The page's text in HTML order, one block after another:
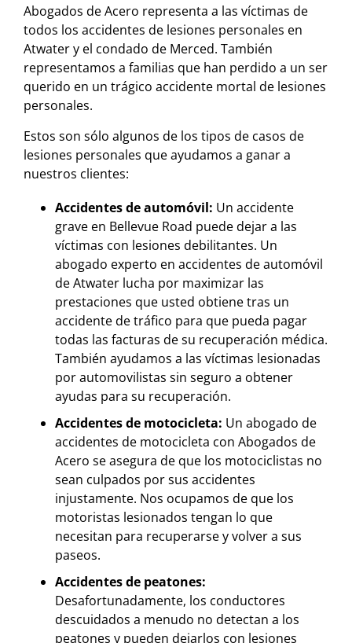
Abogados de Acero representa a las víctimas de
todos los accidentes de lesiones personales en
Atwater y el condado de Merced. También
representamos a familias que han perdido a un ser
querido en un trágico accidente mortal de lesiones
personales.
Estos son sólo algunos de los tipos de casos de
lesiones personales que ayudamos a ganar a
nuestros clientes:
Accidentes de automóvil: Un accidente
grave en Bellevue Road puede dejar a las
víctimas con lesiones debilitantes. Un
abogado experto en accidentes de automóvil
de Atwater lucha por maximizar las
prestaciones que usted obtiene tras un
accidente de tráfico para que pueda pagar
todas las facturas de su recuperación médica.
También ayudamos a las víctimas lesionadas
por automovilistas sin seguro a obtener
ayudas para su recuperación.
Accidentes de motocicleta: Un abogado de
accidentes de motocicleta con Abogados de
Acero se asegura de que los motociclistas no
sean culpados por sus accidentes
injustamente. Nos ocupamos de que los
motoristas lesionados tengan lo que
necesitan para recuperarse y volver a sus
paseos.
Accidentes de peatones:
Desafortunadamente, los conductores
descuidados a menudo no detectan a los
peatones y pueden dejarlos con lesiones